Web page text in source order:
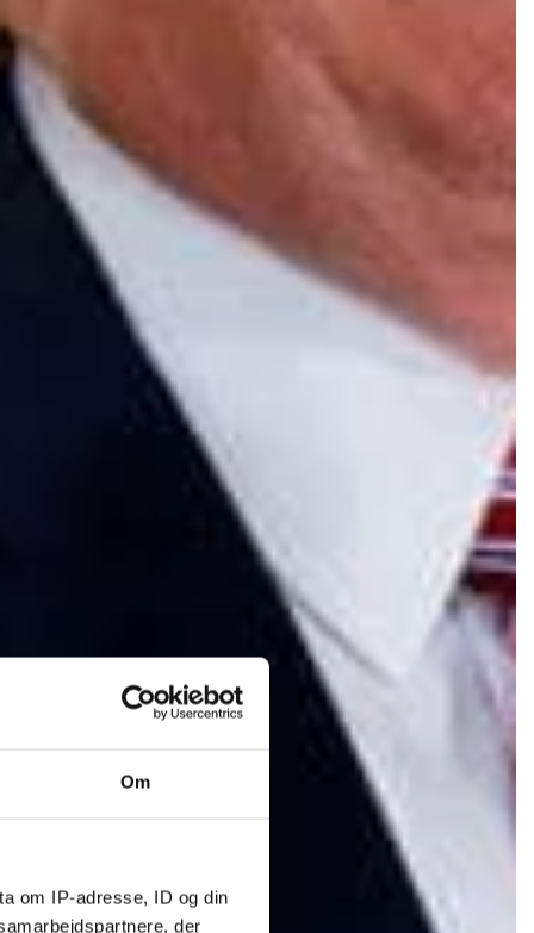
Om
om IP-adresse, ID og din
der